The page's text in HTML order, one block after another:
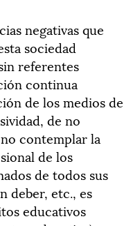
negativas que
sociedad
referentes
continua
de los medios de
de no
contemplar la
de los
de todos sus
deber, etc., es
educativos